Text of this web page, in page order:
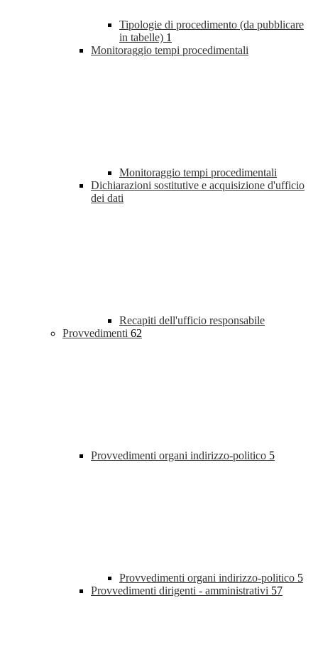
Tipologie di procedimento (da pubblicare
in tabelle) 1
Monitoraggio tempi procedimentali
Monitoraggio tempi procedimentali
Dichiarazioni sostitutive e acquisizione d'ufficio
dei dati
Recapiti dell'ufficio responsabile
Provvedimenti 62
Provvedimenti organi indirizzo-politico 5
Provvedimenti organi indirizzo-politico 5
Provvedimenti dirigenti - amministrativi 57